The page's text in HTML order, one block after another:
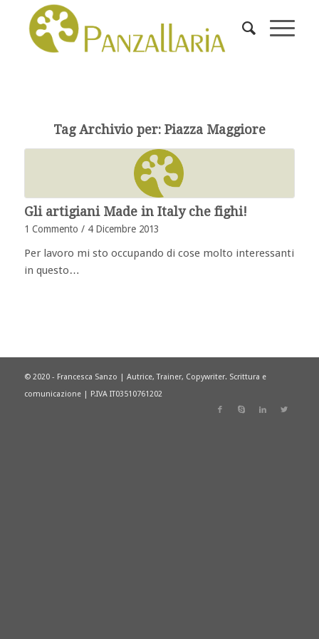
Tag Archivio per: Piazza Maggiore
Gli artigiani Made in Italy che fighi!
1 Commento / 4 Dicembre 2013
Per lavoro mi sto occupando di cose molto interessanti
in questo…
© 2020 - Francesca Sanzo | Autrice, Trainer, Copywriter. Scrittura e
comunicazione | P.IVA IT03510761202